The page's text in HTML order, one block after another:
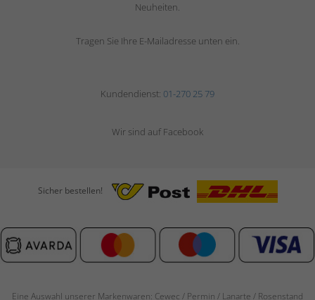
Neuheiten.
Tragen Sie Ihre E-Mailadresse unten ein.
Kundendienst: 01-270 25 79
Wir sind auf Facebook
Sicher bestellen!
Eine Auswahl unserer Markenwaren: Cewec / Permin / Lanarte / Rosenstand